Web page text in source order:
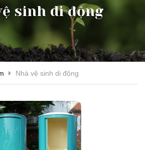
sinh di động
Nhà vệ sinh di động